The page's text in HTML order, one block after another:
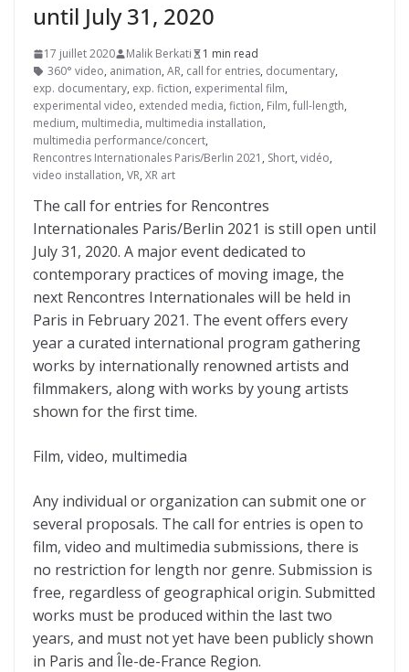
until July 31, 2020
17 juillet 2020 Malik Berkati
1 min read
360° video, animation, AR, call for entries, documentary,
exp. documentary, exp. fiction, experimental film,
experimental video, extended media, fiction, Film, full-length,
medium, multimedia, multimedia installation,
multimedia performance/concert,
Rencontres Internationales Paris/Berlin 2021 , Short, vidéo,
video installation, VR, XR art
The call for entries for Rencontres
Internationales Paris/Berlin 2021 is still open until
July 31, 2020. A major event dedicated to
contemporary practices of moving image, the
next Rencontres Internationales will be held in
Paris in February 2021. The event offers every
year a curated international program gathering
works by internationally renowned artists and
filmmakers, along with works by young artists
shown for the first time.
Film, video, multimedia
Any individual or organization can submit one or
several proposals. The call for entries is open to
film, video and multimedia submissions, there is
no restriction for length nor genre. Submission is
free, regardless of geographical origin. Submitted
works must be produced within the last two
years, and must not yet have been publicly shown
in Paris and Île-de-France Region.